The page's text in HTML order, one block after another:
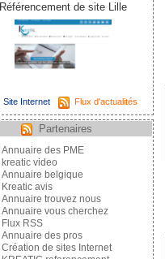
Référencement de site Lille
Site Internet Flux d'actualités
Partenaires
Annuaire des PME
kreatic video
Annuaire belgique
Kreatic avis
Annuaire trouvez nous
Annuaire vous cherchez
Flux RSS
Annuaire des pros
Création de sites Internet